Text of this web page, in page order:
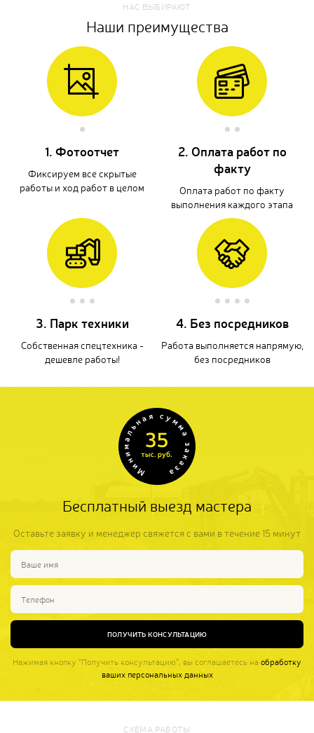
НАС ВЫБИРАЮТ
Наши преимущества
1. Фотоотчет
Фиксируем все скрытые
работы и ход работ в целом
2. Оплата работ по
факту
Оплата работ по факту
выполнения каждого этапа
3. Парк техники
Собственная спецтехника -
дешевле работы!
4. Без посредников
Работа выполняется напрямую,
без посредников
Бесплатный выезд мастера
Оставьте заявку и менеджер свяжется с вами в течение 15 минут
ПОЛУЧИТЬ КОНСУЛЬТАЦИЮ
Нажимая кнопку “Получить консультацию”, вы соглашаетесь на обработку
ваших персональных данных
СХЕМА РАБОТЫ